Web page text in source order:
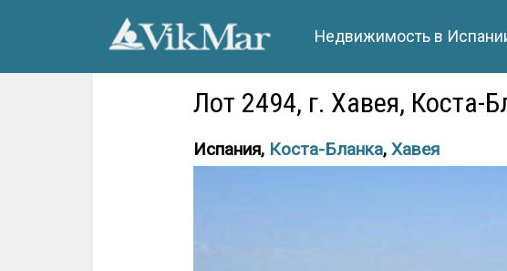
Недвижимость в
Лот 2494, г. Хавея, Коста-
Испания, Коста-Бланка, Хавея